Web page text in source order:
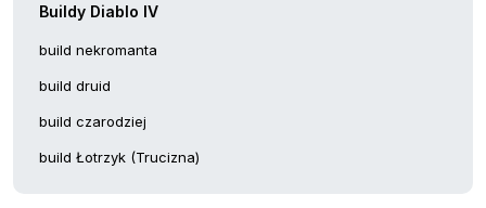
Buildy Diablo IV
build nekromanta
build druid
build czarodziej
build Łotrzyk (Trucizna)